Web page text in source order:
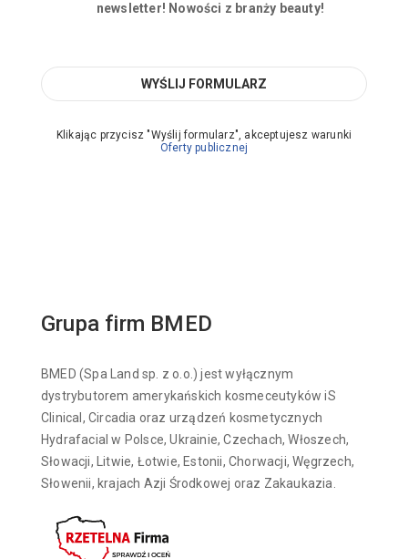
newsletter! Nowości z branży beauty!
Klikając przycisz "Wyślij formularz", akceptujesz warunki
Oferty publicznej
Grupa firm BMED
BMED (Spa Land sp. z o.o.) jest wyłącznym
dystrybutorem amerykańskich kosmeceutyków iS
Clinical, Circadia oraz urządzeń kosmetycznych
Hydrafacial w Polsce, Ukrainie, Czechach, Włoszech,
Słowacji, Litwie, Łotwie, Estonii, Chorwacji, Węgrzech,
Słowenii, krajach Azji Środkowej oraz Zakaukazia.